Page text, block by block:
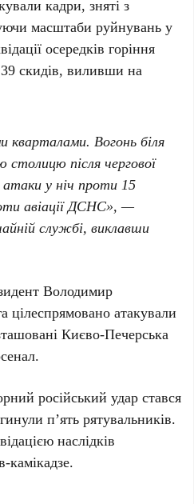
кадри, зняті з
масштаби руйнувань у
осередків горіння
39 скидів, виливши на
Вогонь біля
після чергової
атаки у ніч проти15
авіації ДСНС», —
службі, виклавши
Володимир
цілеспрямовано атакували
Києво-Печерська
.
російський удар стався
п’ять рятувальників.
наслідків
камікадзе.